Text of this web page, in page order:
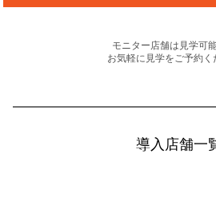
モニター店舗は見学可能
お気軽に見学をご予約く
導入店舗一